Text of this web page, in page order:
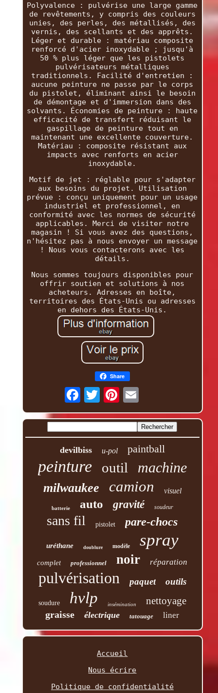
Polyvalence : pulvérise une large gamme
de revêtements, y compris des couleurs
unies, des perles, des métallisés, des
vernis, des scellants et des apprêts.
Léger et durable : matériau composite
renforcé d'acier inoxydable ; jusqu'à
50 % plus léger que les pistolets
pulvérisateurs métalliques
traditionnels. Facilité d'entretien :
aucune peinture ne passe par le corps
du pistolet, éliminant ainsi le besoin
de démontage et d'immersion dans des
solvants. Économies de peinture : haute
efficacité de transfert réduisant le
gaspillage de peinture tout en
maintenant une excellente couverture.
Matériau : composite résistant aux
impacts avec renforts en acier
inoxydable.
Motif de jet : réglable pour s'adapter
aux besoins du projet. Utilisation
prévue : conçu uniquement pour un usage
industriel et professionnel, en
conformité avec les normes de sécurité
applicables. Merci de visiter notre
magasin ! Si vous avez des questions,
n'hésitez pas à nous envoyer un message
! Nous vous contacterons avec les
détails.
Nous sommes toujours disponibles pour
offrir soutien et solutions à nos
acheteurs. Adresses en boîte,
territoires des États-Unis ou adresses
en dehors des États-Unis.
Share
devilbiss u-pol paintball
peinture outil machine
milwaukee camion visuel
batterie auto gravité soudeur
sans fil pistolet pare-chocs
uréthane doublure modèle spray
complet professionnel noir réparation
pulvérisation paquet outils
soudure hvlp insémination nettoyage
graisse électrique tatouage liner
Accueil
Nous écrire
Politique de confidentialité